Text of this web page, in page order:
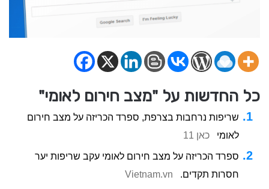
כל החדשות על "מצב חירום לאומי"
שריפות נרחבות בצרפת, ספרד הכריזה על מצב חירום
לאומי
כאן 11
ספרד הכריזה על מצב חירום לאומי עקב שריפות יער
חסרות תקדים.
Vietnam.vn